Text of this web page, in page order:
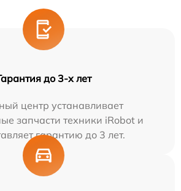
до 3-х лет
центр устанавливает
запчасти техники iRobot и
гарантию до 3 лет.